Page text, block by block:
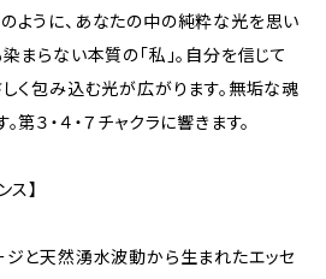
ように、あなたの中の純粋な光を思い
まらない本質の「私」。自分を信じて
く包み込む光が広がります。無垢な魂
３・４・７チャクラに響きます。
ス】
ジと天然湧水波動から生まれたエッセ